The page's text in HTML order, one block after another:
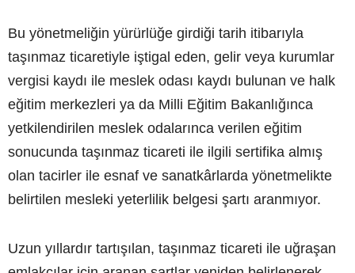
Bu yönetmeliğin yürürlüğe girdiği tarih itibarıyla
taşınmaz ticaretiyle iştigal eden, gelir veya kurumlar
vergisi kaydı ile meslek odası kaydı bulunan ve halk
eğitim merkezleri ya da Milli Eğitim Bakanlığınca
yetkilendirilen meslek odalarınca verilen eğitim
sonucunda taşınmaz ticareti ile ilgili sertifika almış
olan tacirler ile esnaf ve sanatkârlarda yönetmelikte
belirtilen mesleki yeterlilik belgesi şartı aranmıyor.
Uzun yıllardır tartışılan, taşınmaz ticareti ile uğraşan